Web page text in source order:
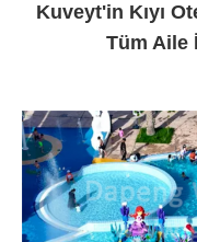
Kuveyt'in Kıyı
Tüm Aile